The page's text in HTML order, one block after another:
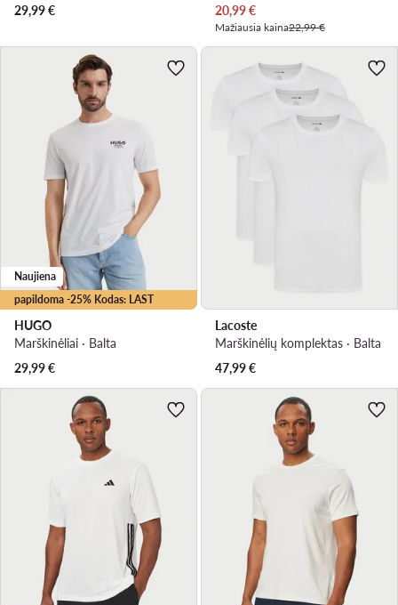
29,99€
Dabartinė kaina
20,99€
Mažiausia kaina22,99 €
papildoma -25% Kodas: LAST
Naujiena
HUGO
Marškinėliai · Balta
29,99€
Lacoste
Marškinėlių komplektas · Balta
47,99€